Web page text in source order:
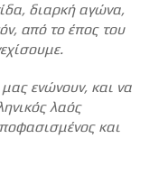
διαρκή αγώνα,
από το έπος του
ενώνουν, και να
λαός
και